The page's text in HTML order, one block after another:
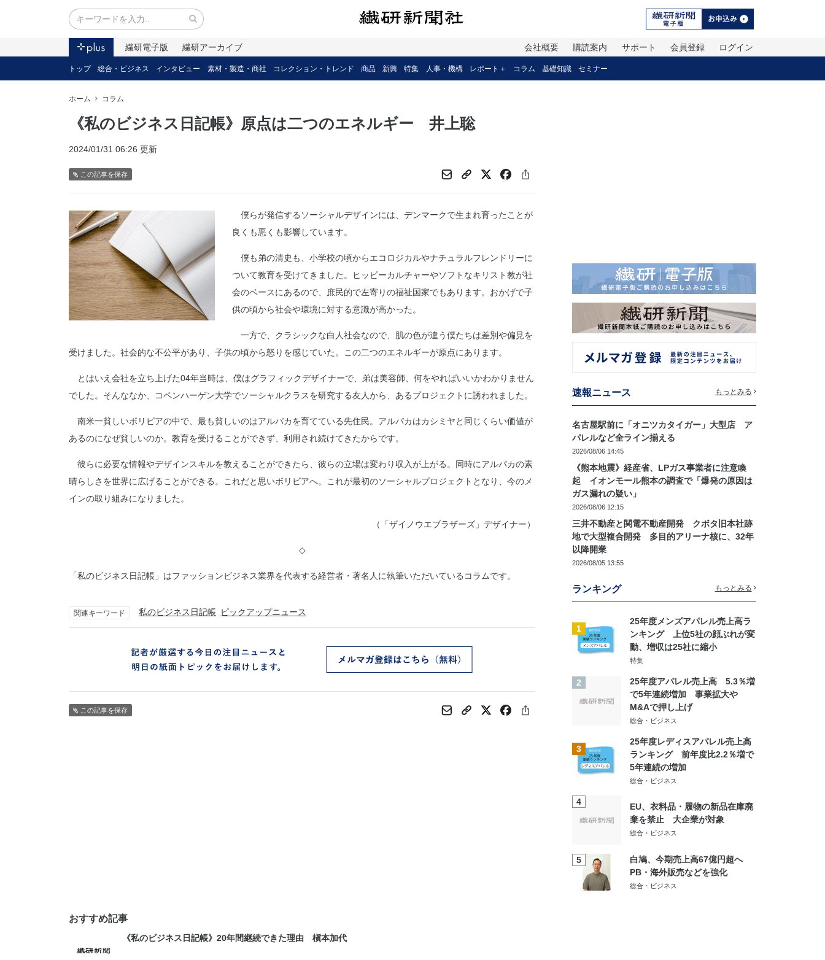
繊研電子版 繊研アーカイブ ログイン
会員登録
サポート
購読案内
会社概要
トップ 総合・ビジネス インタビュー 素材・製造・商社 コレクション・トレンド 商品 新興 特集 人事・機構 レポート＋ コラム 基礎知識 セミナー
ホーム コラム
《私のビジネス日記帳》原点は二つのエネルギー 井上聡
2024/01/31 06:26 更新
この記事を保存
僕らが発信するソーシャルデザインには、デンマークで生まれ育ったことが
良くも悪くも影響しています。
僕も弟の清史も、小学校の頃からエコロジカルやナチュラルフレンドリーに
ついて教育を受けてきました。ヒッピーカルチャーやソフトなキリスト教が社
会のベースにあるので、庶民的で左寄りの福祉国家でもあります。おかげで子
供の頃から社会や環境に対する意識が高かった。
一方で、クラシックな白人社会なので、肌の色が違う僕たちは差別や偏見を
受けました。社会的な不公平があり、子供の頃から怒りを感じていた。この二つのエネルギーが原点にあります。
とはいえ会社を立ち上げた04年当時は、僕はグラフィックデザイナーで、弟は美容師、何をやればいいかわかりません
でした。そんななか、コペンハーゲン大学でソーシャルクラスを研究する友人から、あるプロジェクトに誘われました。
南米一貧しいボリビアの中で、最も貧しいのはアルパカを育てている先住民。アルパカはカシミヤと同じくらい価値が
あるのになぜ貧しいのか。教育を受けることができず、利用され続けてきたからです。
彼らに必要な情報やデザインスキルを教えることができたら、彼らの立場は変わり収入が上がる。同時にアルパカの素
晴らしさを世界に広げることができる。これだと思いボリビアへ。これが最初のソーシャルプロジェクトとなり、今のメ
インの取り組みになりました。
（「ザイノウエブラザーズ」デザイナー）
◇
「私のビジネス日記帳」はファッションビジネス業界を代表する経営者・著名人に執筆いただいているコラムです。
関連キーワード 私のビジネス日記帳 ピックアップニュース
この記事を保存
おすすめ記事
《私のビジネス日記帳》20年間継続できた理由 槇本加代
速報ニュース もっとみる
名古屋駅前に「オニツカタイガー」大型店 ア
パレルなど全ライン揃える
2026/08/06 14:45
《熊本地震》経産省、LPガス事業者に注意喚
起 イオンモール熊本の調査で「爆発の原因は
ガス漏れの疑い」
2026/08/06 12:15
三井不動産と関電不動産開発 クボタ旧本社跡
地で大型複合開発 多目的アリーナ核に、32年
以降開業
2026/08/05 13:55
ランキング もっとみる
1
25年度メンズアパレル売上高ラ
ンキング 上位5社の顔ぶれが変
動、増収は25社に縮小
特集
2
25年度アパレル売上高 5.3％増
で5年連続増加 事業拡大や
M&Aで押し上げ
総合・ビジネス
3
25年度レディスアパレル売上高
ランキング 前年度比2.2％増で
5年連続の増加
総合・ビジネス
4
EU、衣料品・履物の新品在庫廃
棄を禁止 大企業が対象
総合・ビジネス
5
白鳩、今期売上高67億円超へ
PB・海外販売などを強化
総合・ビジネス